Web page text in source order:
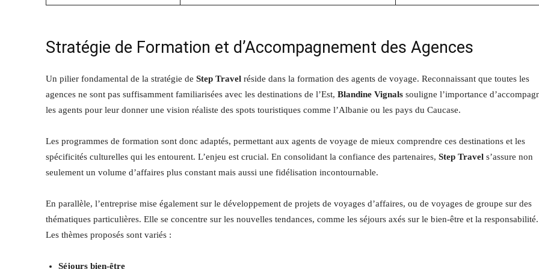
Stratégie de Formation et d’Accompagnement des Agences
Un pilier fondamental de la stratégie de Step Travel réside dans la formation des agents de voyage. Reconnaissant que toutes les
agences ne sont pas suffisamment familiarisées avec les destinations de l’Est, Blandine Vignals souligne l’importance
les agents pour leur donner une vision réaliste des spots touristiques comme l’Albanie ou les pays du Caucase.
Les programmes de formation sont donc adaptés, permettant aux agents de voyage de mieux comprendre ces destinations et les
spécificités culturelles qui les entourent. L’enjeu est crucial. En consolidant la confiance des partenaires, Step Travel s’assure non
seulement un volume d’affaires plus constant mais aussi une fidélisation incontournable.
En parallèle, l’entreprise mise également sur le développement de projets de voyages d’affaires, ou de voyages de groupe sur des
thématiques particulières. Elle se concentre sur les nouvelles tendances, comme les séjours axés sur le bien-être et la responsabilité.
Les thèmes proposés sont variés :
Séjours bien-être